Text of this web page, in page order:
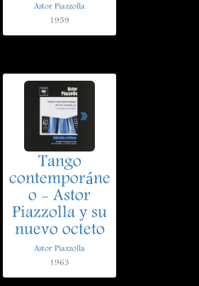
Astor Piazzolla
1959
Tango
contemporáne
o - Astor
Piazzolla y su
nuevo octeto
Astor Piazzolla
1963